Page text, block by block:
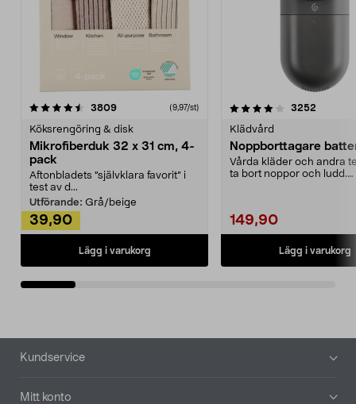
3809recensioner (9,97/st)
Köksrengöring & disk
Mikrofiberduk 32 x 31 cm, 4-
pack
Aftonbladets "självklara favorit” i
test av d...
Utförande: Grå/beige
39,90
Lägg i varukorg
4.0av 5 stjärnor 3252
Klädvård
Noppborttagare
Vårda kläder och andra
ta bort noppor och ludd.
149,90
Lägg i varukorg
4.5av 5 stjärnor
Sidfot
Kundservice
Mitt konto